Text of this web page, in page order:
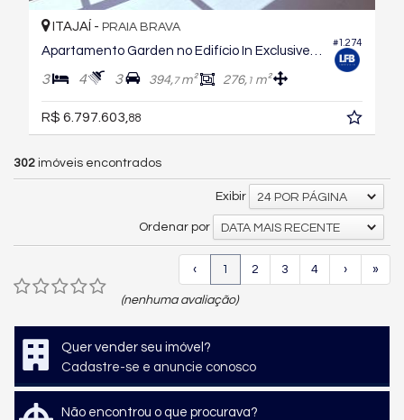
#1.274
ITAJAÍ - PRAIA BRAVA
Apartamento Garden no Edifício In Exclusive Home
3 4 3 394,7m² 276, 1 m²
R$ 6.797.603, 88
302 imóveis encontrados
Exibir 24 POR PÁGINA
Ordenar por DATA MAIS RECENTE
‹ 1 2 3 4 › »
(nenhuma avaliação)
Quer vender seu imóvel?
Cadastre-se e anuncie conosco
Não encontrou o que procurava?